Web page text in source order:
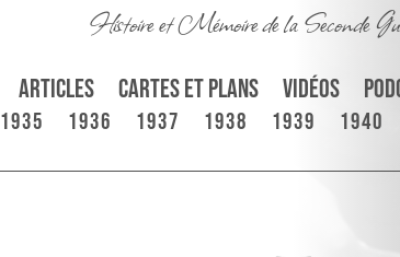
Histoire et Mémoire de la Seconde
Articles Cartes et plans Vidéos
1935 1936 1937 1938 1939 1940